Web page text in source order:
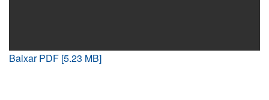
Baixar PDF [5.23 MB]